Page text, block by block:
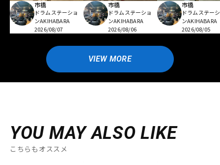
市橋
ドラムステーショ
ンAKIHABARA
2026/08/07
市橋
ドラムステーショ
ンAKIHABARA
2026/08/06
市橋
ドラムステー
ンAKIHABARA
2026/08/05
VIEW MORE
YOU MAY ALSO LIKE
こちらもオススメ